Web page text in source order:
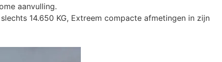
aanvulling.
14.650 KG, Extreem compacte afmetingen in zijn